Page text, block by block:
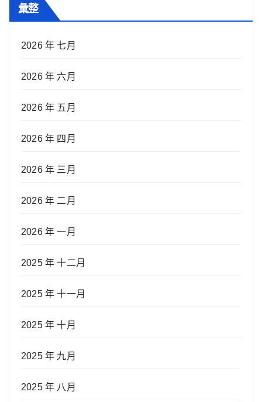
彙整
2026 年 七月
2026 年 六月
2026 年 五月
2026 年 四月
2026 年 三月
2026 年 二月
2026 年 一月
2025 年 十二月
2025 年 十一月
2025 年 十月
2025 年 九月
2025 年 八月